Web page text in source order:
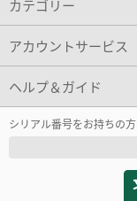
カテゴリー
アカウントサービス
ヘルプ＆ガイド
シリアル番号をお持ちの方